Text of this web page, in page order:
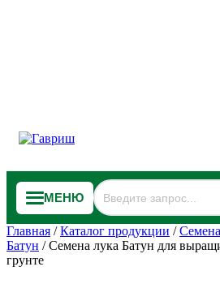
МЕНЮ
Главная /Каталог продукции /
Батун /Семена лука Батун для
грунте